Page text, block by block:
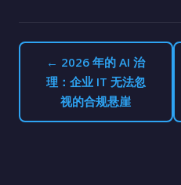
← 2026 年的 AI 治
理：企业 IT 无法忽
视的合规悬崖